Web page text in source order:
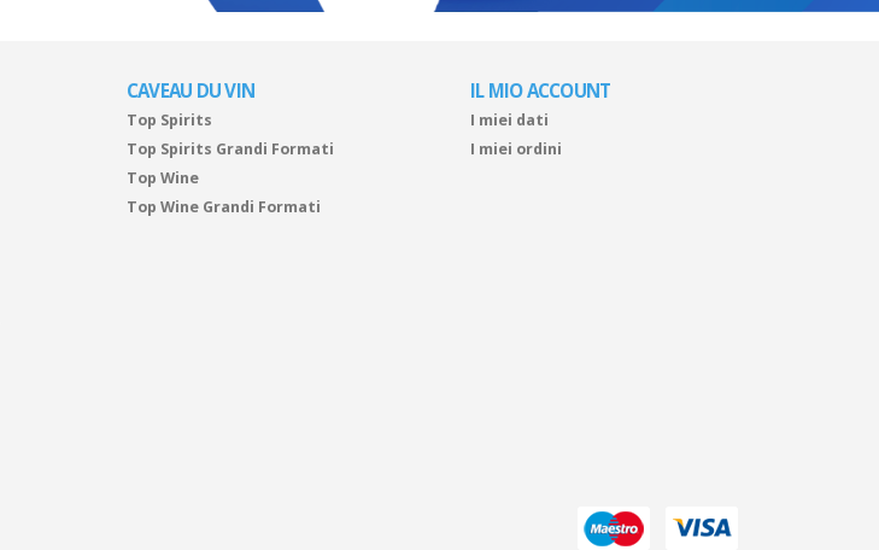
CAVEAU DU VIN
Top Spirits
Top Spirits Grandi Formati
Top Wine
Top Wine Grandi Formati
IL MIO ACCOUNT
I miei dati
I miei ordini